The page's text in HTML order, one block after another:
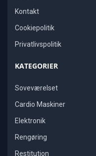
Kontakt
Cookiepolitik
Privatlivspolitik
KATEGORIER
Soveværelset
Cardio Maskiner
Elektronik
Rengøring
Restitution